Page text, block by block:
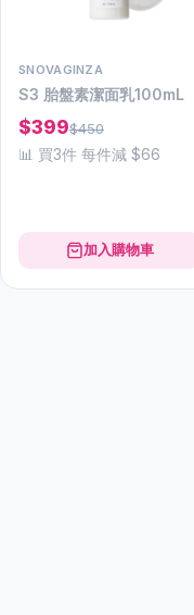
SNOVAGINZA
S3 胎盤素潔面乳100mL
$399$450
📊 買3件 每件減 $66
加入購物車